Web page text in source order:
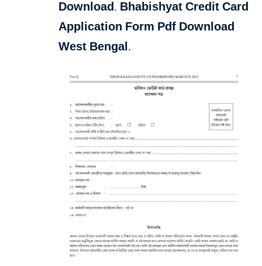
Download. Bhabishyat Credit Card
Application Form Pdf Download
West Bengal.